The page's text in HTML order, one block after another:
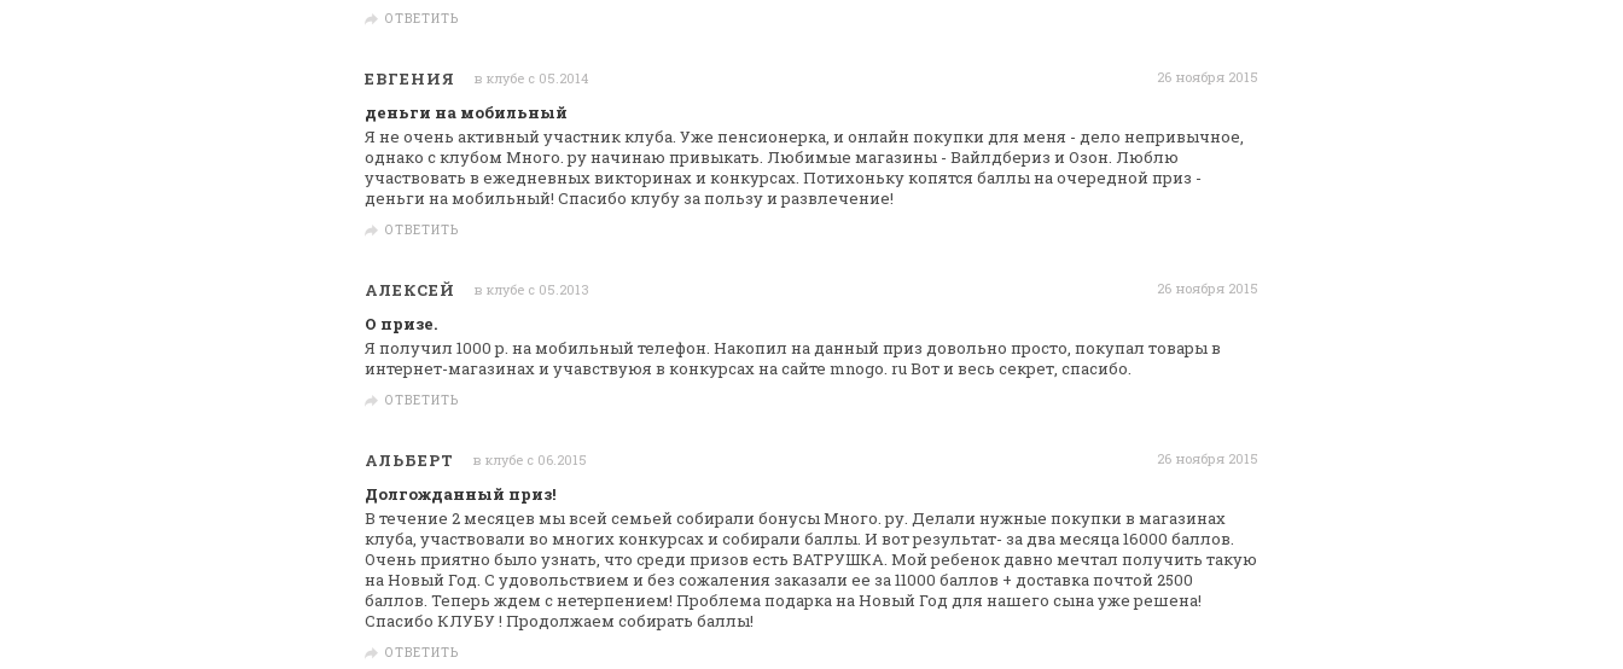
ОТВЕТИТЬ
ЕВГЕНИЯ в клубе с 05.2014 26 ноября 2015
деньги на мобильный
Я не очень активный участник клуба. Уже пенсионерка, и онлайн покупки для меня - дело непривычное,
однако с клубом Много. ру начинаю привыкать. Любимые магазины - Вайлдбериз и Озон. Люблю
участвовать в ежедневных викторинах и конкурсах. Потихоньку копятся баллы на очередной приз -
деньги намобильный! Спасибо клубу за пользу и развлечение!
ОТВЕТИТЬ
АЛЕКСЕЙ в клубе с 05.2013 26 ноября 2015
О призе.
Я получил 1000 р. на мобильный телефон. Накопил на данный приз довольно просто, покупал товары в
интернет-магазинах и учавствуюя в конкурсах на сайте mnogo. ru Вот и весь секрет, спасибо.
ОТВЕТИТЬ
АЛЬБЕРТ в клубе с 06.2015 26 ноября 2015
Долгожданный приз!
В течение 2 месяцев мы всей семьей собирали бонусы Много.ру. Делали нужные покупки в магазинах
клуба, участвовали во многих конкурсах и собирали баллы. И вот результат- за двамесяца 16000 баллов.
Очень приятно было узнать, что среди призов есть ВАТРУШКА. Мой ребенок давно мечтал получить такую
на Новый Год. С удовольствием и без сожаления заказали ее за 11000 баллов + доставка почтой 2500
баллов. Теперь ждем с нетерпением! Проблема подарка на Новый Годдля нашего сына уже решена!
Спасибо КЛУБУ ! Продолжаем собирать баллы!
ОТВЕТИТЬ